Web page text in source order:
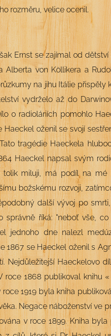
rozměru, velice ocenil.
Ernst se zajímal od
Alberta von Köllikera a
na jihu Itálie
vydrželo až do
o radioláriích pomohlo
Haeckel oženil se svojí
tragédie Haeckela
Haeckel napsal svým
tolik miluji, má podíl na
božskému rozvoji,
další vývoj po
správně říká: "neboť vše,
jednoho dne nalezl
1867 se Haeckel oženil s
Nejdůležitejší Haeckelovo
roce 1868 publikoval knihu
roce1919 byla kniha
Negace náboženství ve
v roce1899.Kniha byla